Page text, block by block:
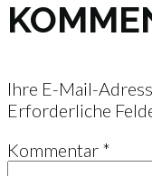
Ihre E-Mail-
Erforderliche
Kommentar *